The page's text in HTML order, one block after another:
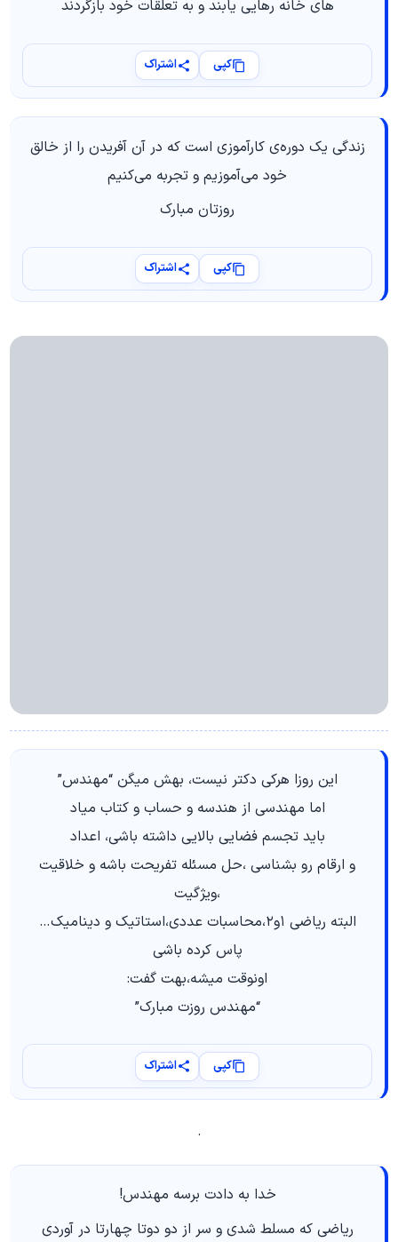
های خانه رهایی یابند و به تعلقات خود بازگردند
کپی اشتراک
زندگی یک دوره‌ی کارآموزی است که در آن آفریدن را از خالق
خود می‌آموزیم و تجربه می‌کنیم
روزتان مبارک
کپی اشتراک
این روزا هرکی دکتر نیست، بهش میگن “مهندس”
اما مهندسی از هندسه و حساب و کتاب میاد
باید تجسم فضایی بالایی داشته باشی، اعداد
و ارقام رو بشناسی ،حل مسئله تفریحت باشه و خلاقیت
،ویژگیت
البته ریاضی ١و٢،محاسبات عددی،استاتیک و دینامیک…
پاس کرده باشی
اونوقت میشه،بهت گفت:
“مهندس روزت مبارک”
کپی اشتراک
.
خدا به دادت برسه مهندس!
ریاضی که مسلط شدی و سر از دو دوتا چهارتا در آوردی